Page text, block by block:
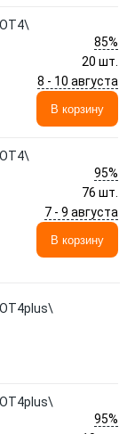
85%
20 шт.
8 - 10 августа
В корзину
95%
76 шт.
7 - 9 августа
В корзину
95%